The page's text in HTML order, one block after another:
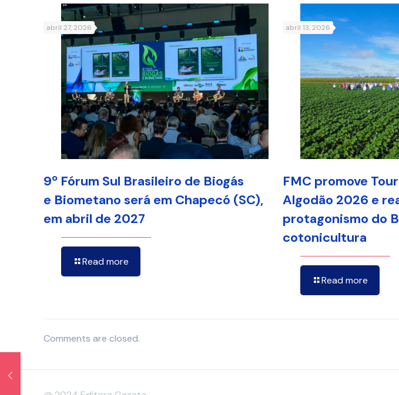
abril 27, 2026
9º Fórum Sul Brasileiro de Biogás
e Biometano será em Chapecó (SC),
em abril de 2027
Read more
abril 13, 2026
FMC promove
Algodão 2026 e
protagonismo do
cotonicultura
Read more
Comments are closed.